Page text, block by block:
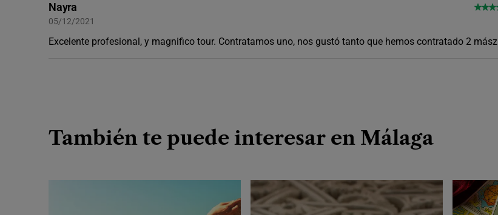
Nayra
05/12/2021
Excelente profesional, y magnifico tour. Contratamos uno, nos gustó tanto que hemos contratado 2 mász
También te puede interesar en Málaga